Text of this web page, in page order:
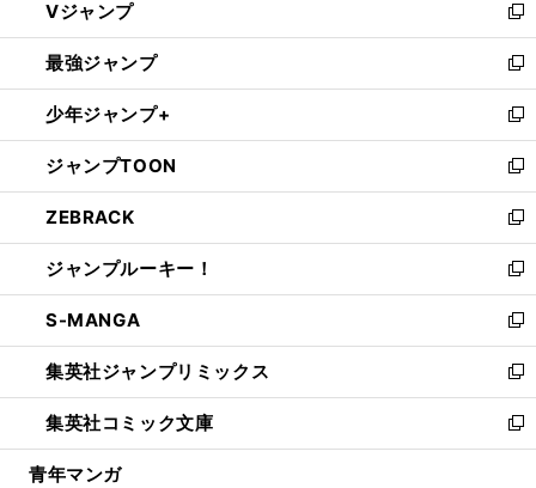
ィ
ン
ド
ウ
で
開
く
い
ウ
ィ
ン
ド
ウ
で
開
く
Vジャンプ
新
し
い
ウ
ィ
ン
ド
ウ
で
開
く
最強ジャンプ
新
し
い
ウ
ィ
ン
ド
ウ
で
開
く
少年ジャンプ+
新
し
い
ウ
ィ
ン
ド
ウ
で
開
く
ジャンプTOON
新
し
い
ウ
ィ
ン
ド
ウ
で
開
く
ZEBRACK
新
し
い
ウ
ィ
ン
ド
ウ
で
開
ジャンプルーキー！
新
し
い
ウ
ィ
ン
ド
ウ
S-MANGA
新
し
い
ウ
ィ
ン
集英社ジャンプリミックス
新
し
い
ウ
集英社コミック文庫
新
し
青年マンガ